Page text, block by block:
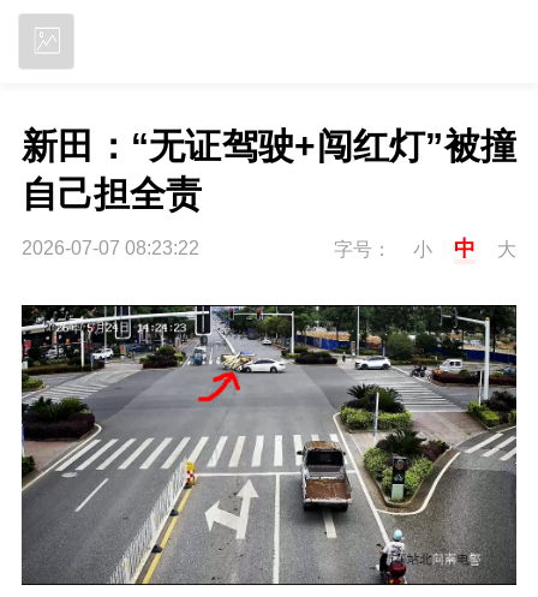
新田：“无证驾驶+闯红灯”被撞
自己担全责
2026-07-07 08:23:22 字号： 小 中 大